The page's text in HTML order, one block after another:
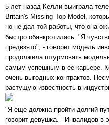
5 лет назад Келли выиграла
Britain's Missing Top Model,
но не дал той работы, что она
быстро обанкротилась. "Я
предвзято", - говорит модель
продолжила штурмовать
самым успешным в ее карьере.
очень выгодных контрактов.
растущую известность в
"Я еще должна пройти долгий
говорит девушка. - Инвалидов в